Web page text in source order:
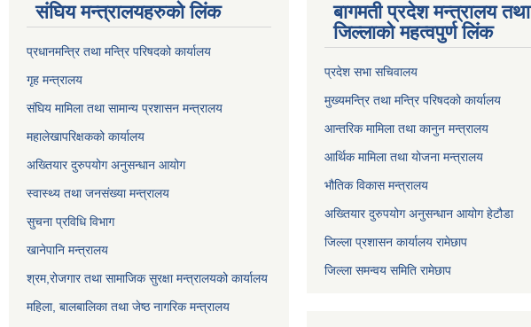
संघिय मन्त्र‍ालयहरुको लिंक
प्रधानमन्त्रि तथा मन्त्रि परिषदको कार्यालय
गृह मन्त्रालय
संघिय मामिला तथा सामान्य प्रशासन मन्त्रालय
महालेखापरिक्षकको कार्यालय
अख्तियार दुरुपयोग अनुसन्धान आयोग
स्वास्थ्य तथा जनसंख्या मन्त्रालय
सुचना प्रविधि विभाग
खानेपानि मन्त्रालय
श्रम,रोजगार तथा सामाजिक सुरक्षा मन्त्रालयको कार्यालय
महिला, बालबालिका तथा जेष्ठ नागरिक मन्त्रालय
बागमती प्रदेश मन्त्रालय तथा
जिल्लाको महत्वपुर्ण लिंक
प्रदेश सभा सचिवालय
मुख्यमन्त्रि तथा मन्त्रि परिषदको कार्यालय
आन्तरिक मामिला तथा कानुन मन्त्रालय
आर्थिक मामिला तथा योजना मन्त्रालय
भौतिक विकास मन्त्रालय
अख्तियार दुरुपयोग अनुसन्धान आयोग हेटौडा
जिल्ला प्रशासन कार्यालय रामेछाप
जिल्ला समन्वय समिति रामेछाप